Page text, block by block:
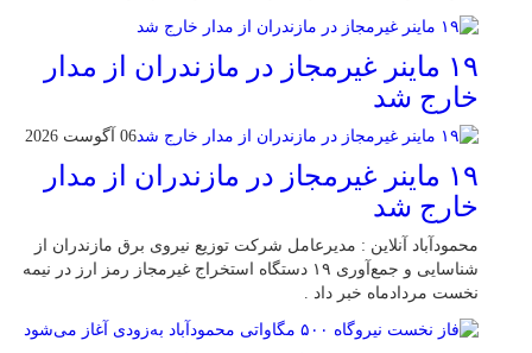
۱۹ ماینر غیرمجاز در مازندران از مدار
خارج شد
06 آگوست 2026
۱۹ ماینر غیرمجاز در مازندران از مدار
خارج شد
محمودآباد آنلاین : مدیرعامل شرکت توزیع نیروی برق مازندران از
شناسایی و جمع‌آوری ۱۹ دستگاه استخراج غیرمجاز رمز ارز در نیمه
نخست مردادماه خبر داد .